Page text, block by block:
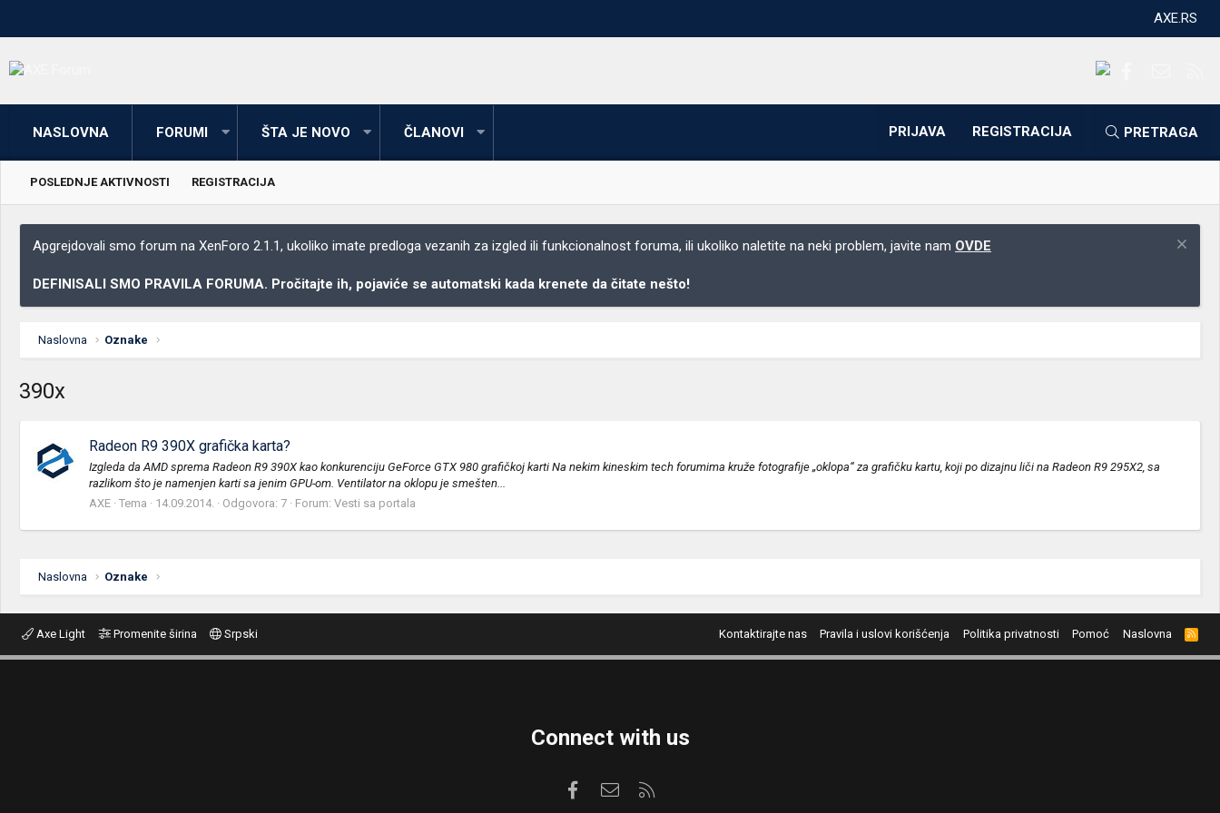
AXE.RS
NASLOVNA FORUMI ŠTA JE NOVO ČLANOVI PRIJAVA REGISTRACIJA PRETRAGA
POSLEDNJE AKTIVNOSTI REGISTRACIJA
Apgrejdovali smo forum na XenForo 2.1.1, ukoliko imate predloga vezanih za izgled ili funkcionalnost foruma, ili ukoliko naletite na neki problem, javite nam OVDE
DEFINISALI SMO PRAVILA FORUMA. Pročitajte ih, pojaviće se automatski kada krenete da čitate nešto!
Naslovna Oznake
390x
Radeon R9 390X grafička karta?
Izgleda da AMD sprema Radeon R9 390X kao konkurenciju GeForce GTX 980 grafičkoj karti Na nekim kineskim tech forumima kruže fotografije „oklopa“ za grafičku kartu, koji po dizajnu liči na Radeon R9 295X2, sa
razlikom što je namenjen karti sa jenim GPU-om. Ventilator na oklopu je smešten...
AXE Tema 14.09.2014. Odgovora: 7 Forum: Vesti sa portala
Naslovna Oznake
Axe Light Promenite širina Srpski Kontaktirajte nas Pravila i uslovi korišćenja Politika privatnosti Pomoć Naslovna
R
S
S
Connect with us
FacebookKontaktirajte nas